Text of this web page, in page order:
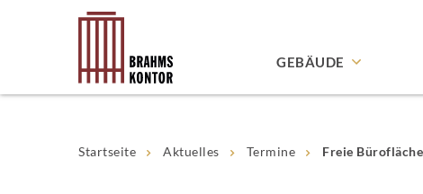
GEBÄUDE
modernes Kontorhaus
Startseite Aktuelles Termine Freie